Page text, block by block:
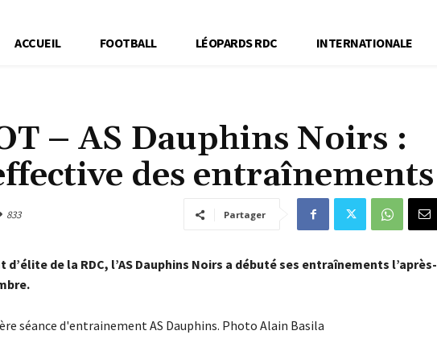
ACCUEIL FOOTBALL LÉOPARDS RDC INTERNATIONALE
– AS Dauphins Noirs :
des entraînements
833 Partager
de la RDC, l’AS Dauphins Noirs a débuté ses entraînements l’après-